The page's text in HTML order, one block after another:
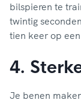
bilspieren te
twintig
tien keer op
4.
Je benen